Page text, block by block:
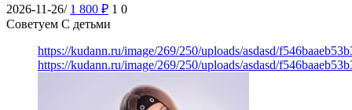
2026-11-26/ 1 800 ₽ 1 0
Советуем С детьми
https://kudann.ru/image/269/250/uploads/asdasd/
https://kudann.ru/image/269/250/uploads/asdasd/